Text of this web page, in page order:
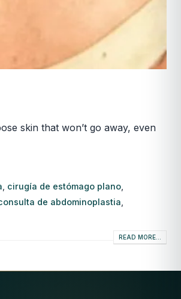
skin that won’t go away, even
cirugía de estómago plano
de abdominoplastia
READ MORE...